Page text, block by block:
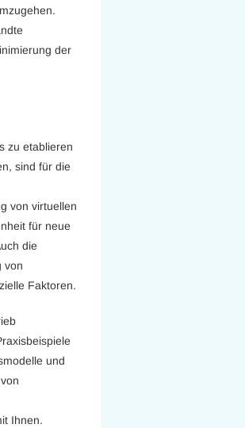
der
zu etablieren
sind für die
von virtuellen
für neue
die
von
Faktoren.
und
Ihnen.